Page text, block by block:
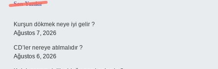
Sidebar
Son Yazılar
Kurşun dökmek neye iyi gelir ?
Ağustos 7, 2026
CD’ler nereye atılmalıdır ?
Ağustos 6, 2026